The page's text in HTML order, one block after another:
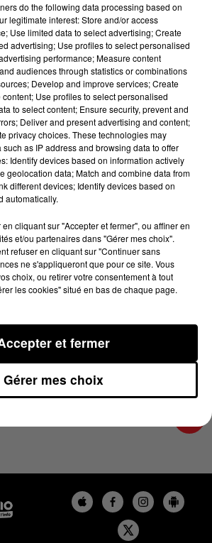
min 14 sec)
infos du grand Toulouse
14 sec
TOULOUSE DU
grand Toulouse
do the following data processing based on
legitimate interest: Store and/or access
Use limited data to select advertising; Create
advertising; Use profiles to select personalised
performance; Measure content
audiences through statistics or combinations
Develop and improve services; Create
Use profiles to select personalised
to select content; Ensure security, prevent and
Deliver and present advertising and content;
privacy choices. These technologies may
as IP address and browsing data to offer
Identify devices based on information actively
geolocation data; Match and combine data from
different devices; Identify devices based on
automatically.
cliquant sur "Accepter et fermer", ou affiner en
et/ou partenaires dans "Gérer mes choix".
refuser en cliquant sur "Continuer sans
ne s'appliqueront que pour ce site. Vous
choix, ou retirer votre consentement à tout
les cookies" situé en bas de chaque page.
Gérer mes choix
et fermer